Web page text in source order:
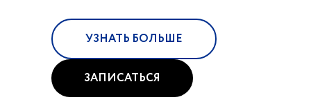
УЗНАТЬ БОЛЬШЕ
ЗАПИСАТЬСЯ